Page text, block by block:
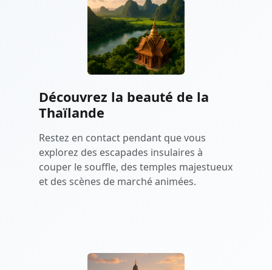
Découvrez la beauté de la
Thaïlande
Restez en contact pendant que vous
explorez des escapades insulaires à
couper le souffle, des temples majestueux
et des scènes de marché animées.